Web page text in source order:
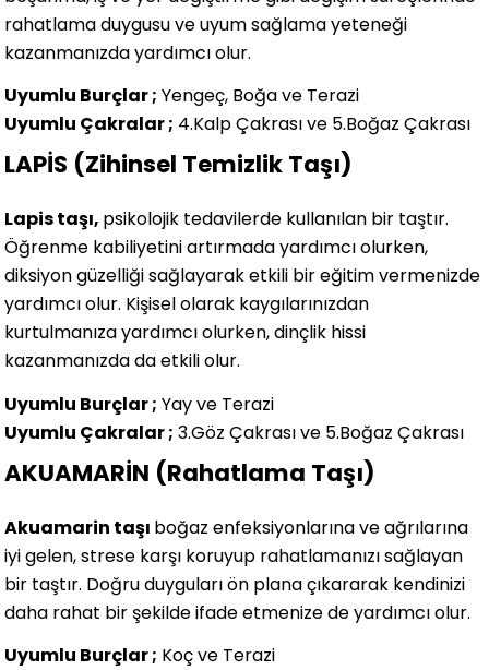
rahatlama duygusu ve uyum sağlama yeteneği
kazanmanızda yardımcı olur.
Uyumlu Burçlar ; Yengeç, Boğa ve Terazi
Uyumlu Çakralar ; 4.Kalp Çakrası ve 5.Boğaz Çakrası
LAPİS (Zihinsel Temizlik Taşı)
Lapis taşı, psikolojik tedavilerde kullanılan bir taştır.
Öğrenme kabiliyetini artırmada yardımcı olurken,
diksiyon güzelliği sağlayarak etkili bir eğitim vermenizde
yardımcı olur. Kişisel olarak kaygılarınızdan
kurtulmanıza yardımcı olurken, dinçlik hissi
kazanmanızda da etkili olur.
Uyumlu Burçlar ; Yay ve Terazi
Uyumlu Çakralar ; 3.Göz Çakrası ve 5.Boğaz Çakrası
AKUAMARİN (Rahatlama Taşı)
Akuamarin taşı boğaz enfeksiyonlarına ve ağrılarına
iyi gelen, strese karşı koruyup rahatlamanızı sağlayan
bir taştır. Doğru duyguları ön plana çıkararak kendinizi
daha rahat bir şekilde ifade etmenize de yardımcı olur.
Uyumlu Burçlar ; Koç ve Terazi